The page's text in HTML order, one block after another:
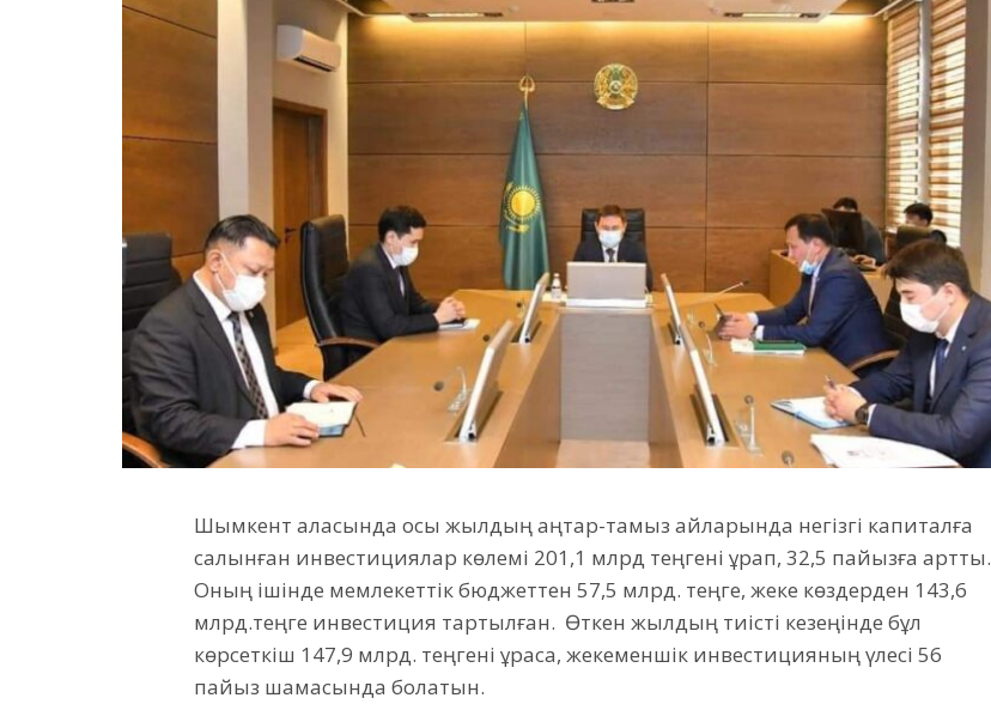
Шымкент қаласында осы жылдың қаңтар-тамыз айларында негізгі капиталға
салынған инвестициялар көлемі 201,1 млрд теңгені құрап, 32,5 пайызға артты.
Оның ішінде мемлекеттік бюджеттен 57,5 млрд. теңге, жеке көздерден 143,6
млрд.теңге инвестиция тартылған. Өткен жылдың тиісті кезеңінде бұл
көрсеткіш 147,9 млрд. теңгені құраса, жекеменшік инвестицияның үлесі 56
пайыз шамасында болатын.